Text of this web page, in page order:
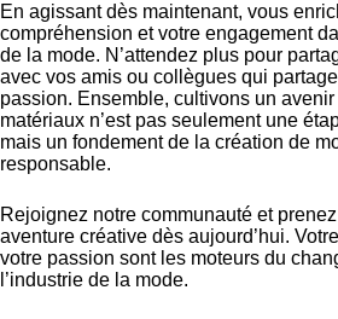
En agissant dès maintenant, vous
compréhension et votre engagement
de la mode. N’attendez plus pour
avec vos amis ou collègues qui
passion. Ensemble, cultivons un
matériaux n’est pas seulement une
mais un fondement de la création de
responsable.
Rejoignez notre communauté et
aventure créative dès aujourd’hui.
votre passion sont les moteurs du
l’industrie de la mode.